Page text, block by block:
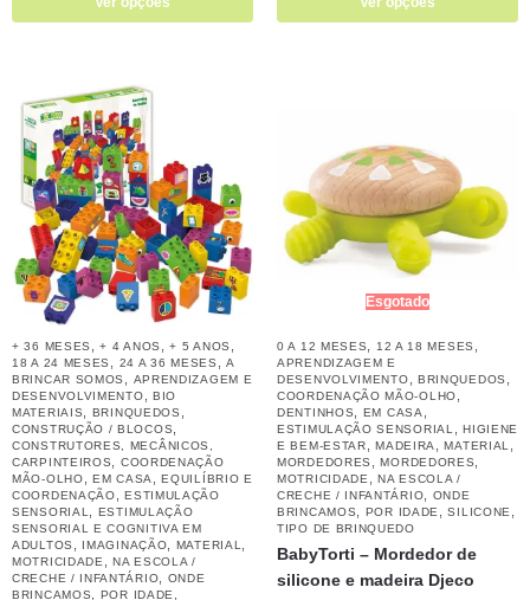
+ 36 MESES ,+ 4 ANOS ,+ 5 ANOS
18 A 24 MESES 24 A 36 MESES ,A
BRINCAR SOMOS
APRENDIZAGEM E
DESENVOLVIMENTO
BIO
MATERIAIS
BRINQUEDOS
CONSTRUÇÃO / BLOCOS
CONSTRUTORES, MECÂNICOS,
CARPINTEIROS
COORDENAÇÃO
MÃO-OLHO
,EM CASA ,EQUILÍBRIO E
COORDENAÇÃO
,ESTIMULAÇÃO
SENSORIAL
ESTIMULAÇÃO
SENSORIAL E COGNITIVA EM
ADULTOS
IMAGINAÇÃO MATERIAL
MOTRICIDADE ,NA ESCOLA /
CRECHE / INFANTÁRIO
ONDE
BRINCAMOS
POR IDADE
Esgotado
0 A 12 MESES 12 A 18 MESES
APRENDIZAGEM E
DESENVOLVIMENTO
BRINQUEDOS
COORDENAÇÃO MÃO-OLHO
DENTINHOS EM CASA
ESTIMULAÇÃO SENSORIAL ,HIGIENE
E BEM-ESTAR
,MADEIRA ,MATERIAL
MORDEDORES ,MORDEDORES
MOTRICIDADE ,NA ESCOLA /
CRECHE / INFANTÁRIO
ONDE
BRINCAMOS
POR IDADE ,SILICONE
TIPO DE BRINQUEDO
BabyTorti – Mordedor de
silicone e madeira Djeco